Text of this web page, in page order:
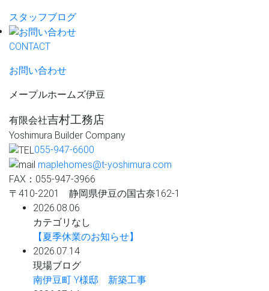
スタッフブログ
CONTACT
お問い合わせ
メープルホームズ伊豆
有限会社吉村工務店
Yoshimura Builder Company
055-947-6600
maplehomes@t-yoshimura.com
FAX：055-947-3966
〒410-2201 静岡県伊豆の国古奈162-1
2026.08.06
カテゴリなし
【夏季休業のお知らせ】
2026.07.14
現場ブログ
南伊豆町 Y様邸 新築工事